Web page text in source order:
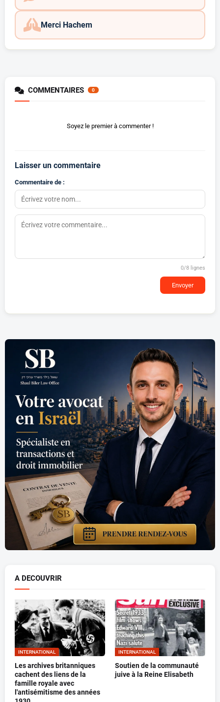
Merci Hachem
COMMENTAIRES 0
Soyez le premier à commenter !
Laisser un commentaire
Commentaire de :
0/8 lignes
Envoyer
A DECOUVRIR
INTERNATIONAL
Les archives britanniques
cachent des liens de la
famille royale avec
l'antisémitisme des années
INTERNATIONAL
Soutien de la communauté
juive à la Reine Elisabeth